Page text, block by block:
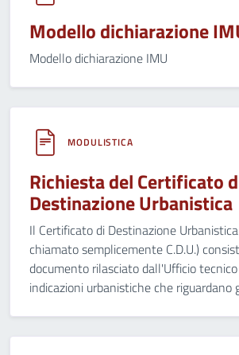
Modello dichiarazione
Modello dichiarazione IMU
MODULISTICA
Richiesta del Certificato
Destinazione Urbanistica
Il Certificato di Destinazione
chiamato semplicemente C.D.U.)
documento rilasciato dall'Ufficio
indicazioni urbanistiche che riguardano